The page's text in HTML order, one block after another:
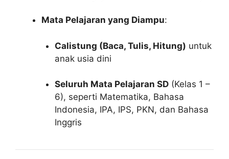
Mata Pelajaran yang Diampu:
Calistung (Baca, Tulis, Hitung) untuk
anak usia dini
Seluruh Mata Pelajaran SD(Kelas 1 –
6), seperti Matematika, Bahasa
Indonesia, IPA, IPS, PKN, dan Bahasa
Inggris